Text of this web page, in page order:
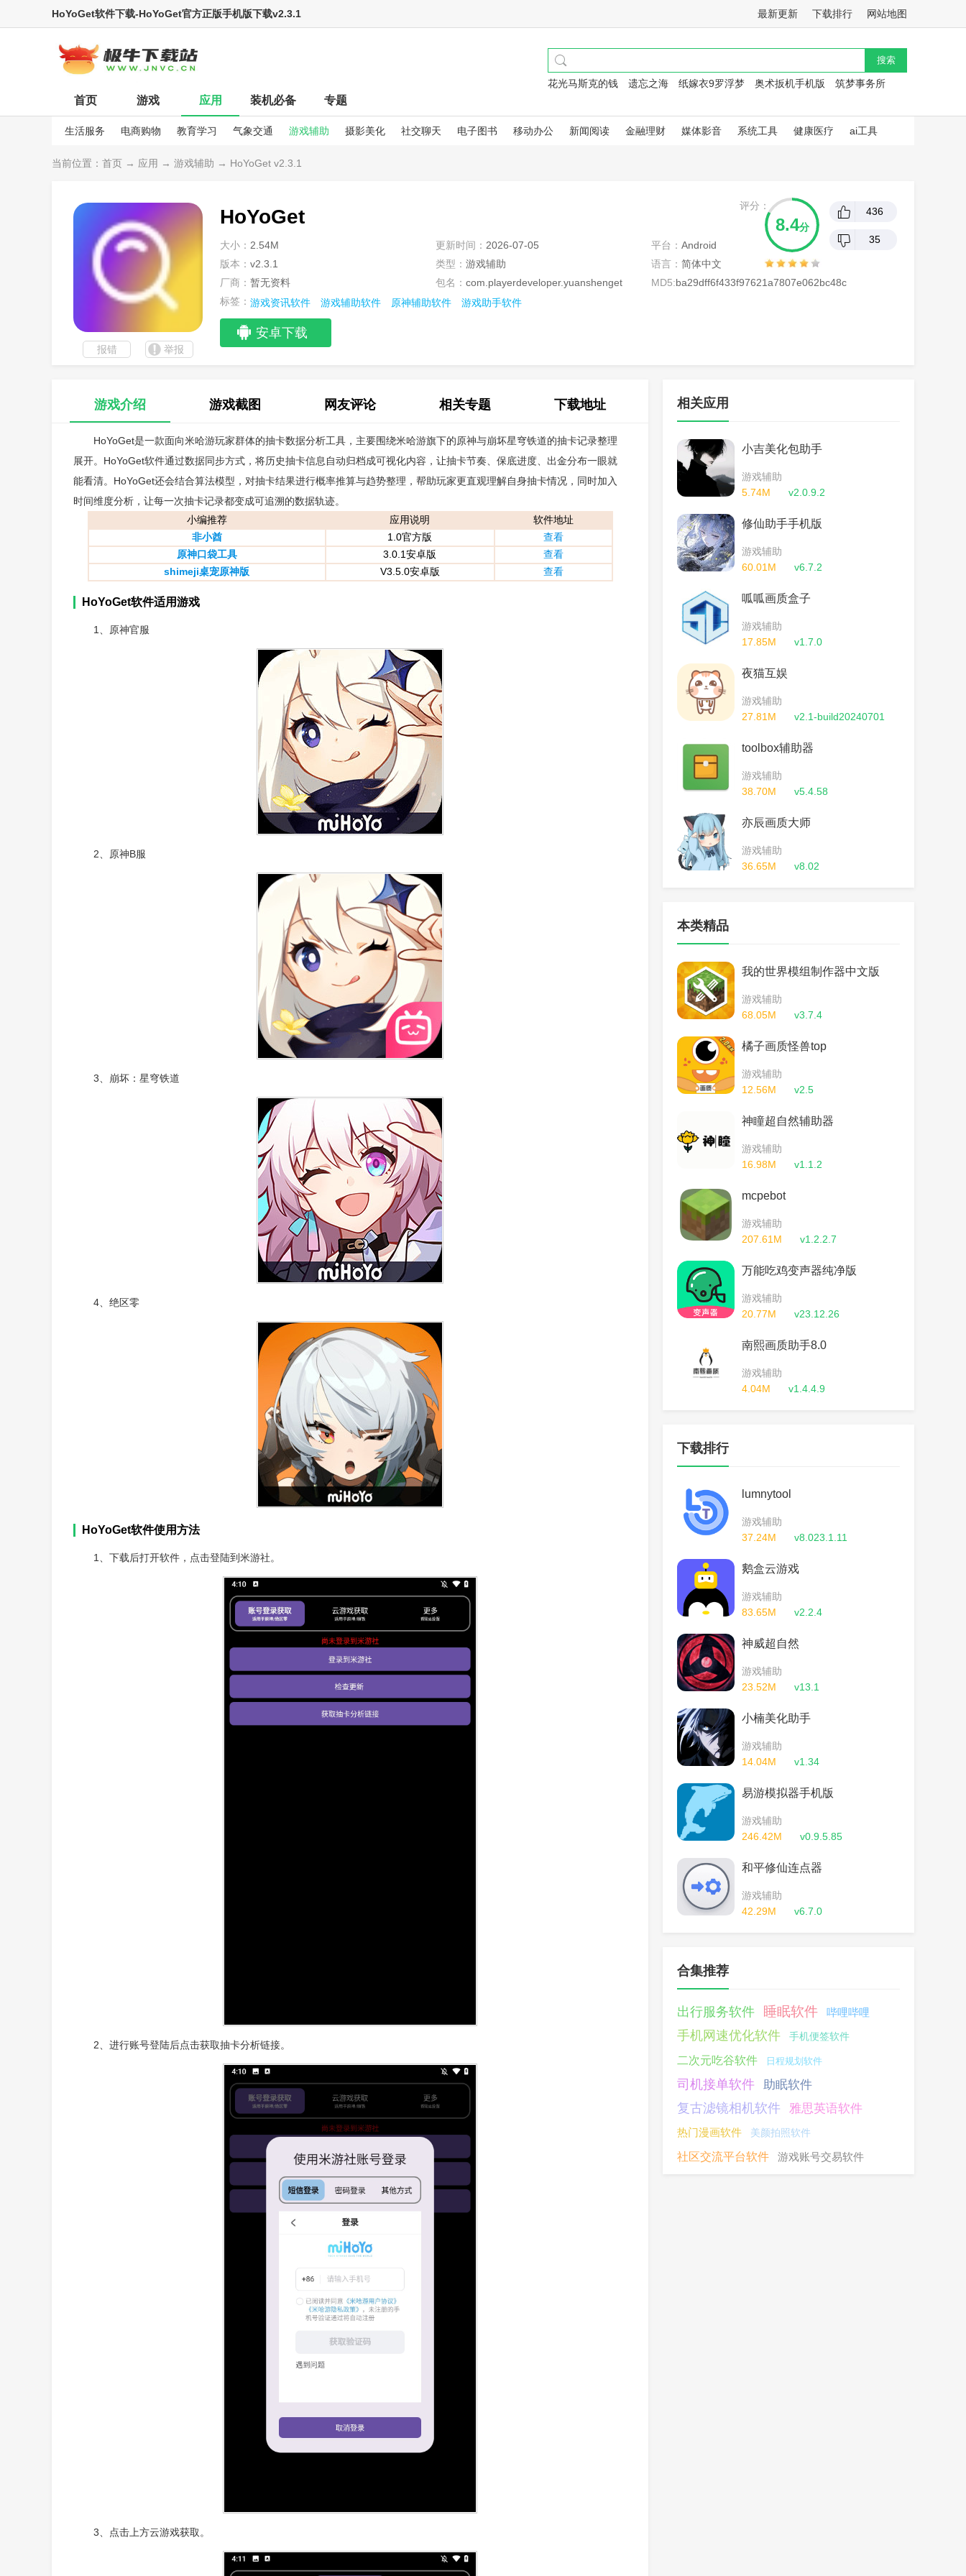
最新更新 下载排行 网站地图
HoYoGet软件下载-HoYoGet官方正版手机版下载v2.3.1
花光马斯克的钱 遗忘之海 纸嫁衣9罗浮梦 奥术扳机手机版 筑梦事务所
首页 游戏 应用 装机必备 专题
生活服务 电商购物 教育学习 气象交通 游戏辅助 摄影美化 社交聊天 电子图书 移动办公 新闻阅读 金融理财 媒体影音 系统工具 健康医疗 ai工具
娱乐资讯
当前位置： 首页 → 应用 → 游戏辅助 → HoYoGet v2.3.1
HoYoGet
大小： 2.54M 更新时间： 2026-07-05 平台： Android
版本： v2.3.1 类型： 游戏辅助 语言： 简体中文
厂商： 暂无资料 包名： com.playerdeveloper.yuanshenget MD5:ba29dff6f433f97621a7807e062bc48c
标签： 游戏资讯软件 游戏辅助软件 原神辅助软件 游戏助手软件
安卓下载
评分：
8.4分
436
35
报错 举报
游戏介绍 游戏截图 网友评论
(0)
相关专题 下载地址
HoYoGet是一款面向米哈游玩家群体的抽卡数据分析工具，主要围绕米哈游旗下的原神与崩坏星穹铁道的抽卡记录整理
展开。HoYoGet软件通过数据同步方式，将历史抽卡信息自动归档成可视化内容，让抽卡节奏、保底进度、出金分布一眼就
能看清。HoYoGet还会结合算法模型，对抽卡结果进行概率推算与趋势整理，帮助玩家更直观理解自身抽卡情况，同时加入
时间维度分析，让每一次抽卡记录都变成可追溯的数据轨迹。
小编推荐
应用说明
软件地址
非小酋
1.0官方版
查看
原神口袋工具
3.0.1安卓版
查看
shimeji桌宠原神版
V3.5.0安卓版 查看
HoYoGet软件适用游戏
1、原神官服
2、原神B服
3、崩坏：星穹铁道
4、绝区零
HoYoGet软件使用方法
1、下载后打开软件，点击登陆到米游社。
2、进行账号登陆后点击获取抽卡分析链接。
3、点击上方云游戏获取。
相关应用
小吉美化包助手
游戏辅助
5.74M
v2.0.9.2
修仙助手手机版
游戏辅助
60.01M
v6.7.2
呱呱画质盒子
游戏辅助
17.85M
v1.7.0
夜猫互娱
游戏辅助
27.81M
v2.1-build20240701
toolbox辅助器
游戏辅助
38.70M
v5.4.58
亦辰画质大师
游戏辅助
36.65M
v8.02
本类精品
我的世界模组制作器中文版
游戏辅助
68.05M
v3.7.4
橘子画质怪兽top
游戏辅助
12.56M
v2.5
神瞳超自然辅助器
游戏辅助
16.98M
v1.1.2
mcpebot
游戏辅助
207.61M
v1.2.2.7
万能吃鸡变声器纯净版
游戏辅助
20.77M
v23.12.26
南熙画质助手8.0
游戏辅助
4.04M
v1.4.4.9
下载排行
lumnytool
游戏辅助
37.24M
v8.023.1.11
鹅盒云游戏
游戏辅助
83.65M
v2.2.4
神威超自然
游戏辅助
23.52M
v13.1
小楠美化助手
游戏辅助
14.04M
v1.34
易游模拟器手机版
游戏辅助
246.42M
v0.9.5.85
和平修仙连点器
游戏辅助
42.29M
v6.7.0
合集推荐
出行服务软件 睡眠软件 哔哩哔哩
手机网速优化软件 手机便签软件
二次元吃谷软件 日程规划软件
司机接单软件 助眠软件
复古滤镜相机软件 雅思英语软件
热门漫画软件 美颜拍照软件
社区交流平台软件 游戏账号交易软件